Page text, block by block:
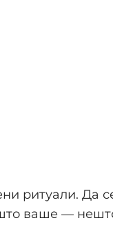
ритуали. Да
ваше —